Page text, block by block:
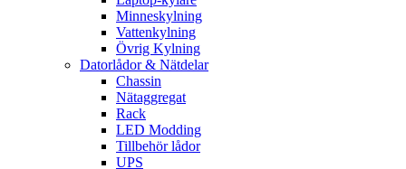
Minneskylning
Vattenkylning
Övrig Kylning
Datorlådor & Nätdelar
Chassin
Nätaggregat
Rack
LED Modding
Tillbehör lådor
UPS